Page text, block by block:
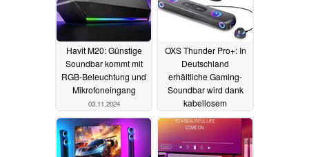
Havit M20: Günstige
Soundbar kommt mit
RGB-Beleuchtung und
Mikrofoneingang
03.11.2024
OXS Thunder Pro+: In
Deutschland
erhältliche Gaming-
Soundbar wird dank
kabellosem
Nackenlautsprecher
zum 7.1.2-System
02.11.2024